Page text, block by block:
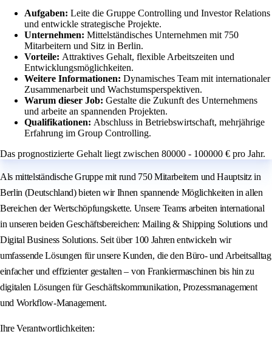
Aufgaben: Leite die Gruppe Controlling und Investor Relations
und entwickle strategische Projekte.
Unternehmen: Mittelständisches Unternehmen mit 750
Mitarbeitern und Sitz in Berlin.
Vorteile: Attraktives Gehalt, flexible Arbeitszeiten und
Entwicklungsmöglichkeiten.
Weitere Informationen: Dynamisches Team mit internationaler
Zusammenarbeit und Wachstumsperspektiven.
Warum dieser Job: Gestalte die Zukunft des Unternehmens
und arbeite an spannenden Projekten.
Qualifikationen: Abschluss in Betriebswirtschaft, mehrjährige
Erfahrung im Group Controlling.
Das prognostizierte Gehalt liegt zwischen 80000 - 100000 € pro Jahr.
Als mittelständische Gruppe mit rund 750 Mitarbeitern und Hauptsitz in
Berlin (Deutschland) bieten wir Ihnen spannende Möglichkeiten in allen
Bereichen der Wertschöpfungskette. Unsere Teams arbeiten international
in unseren beiden Geschäftsbereichen: Mailing & Shipping Solutions und
Digital Business Solutions. Seit über 100 Jahren entwickeln wir
umfassende Lösungen für unsere Kunden, die den Büro- und Arbeitsalltag
einfacher und effizienter gestalten – von Frankiermaschinen bis hin zu
digitalen Lösungen für Geschäftskommunikation, Prozessmanagement
und Workflow-Management.
Ihre Verantwortlichkeiten: